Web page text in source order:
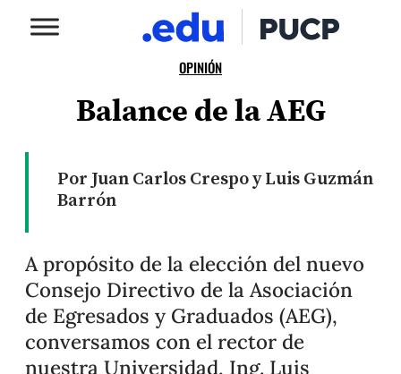
OPINIÓN
Balance de la AEG
Por Juan Carlos Crespo y Luis Guzmán
Barrón
A propósito de la elección del nuevo
Consejo Directivo de la Asociación
de Egresados y Graduados (AEG),
conversamos con el rector de
nuestra Universidad, Ing. Luis